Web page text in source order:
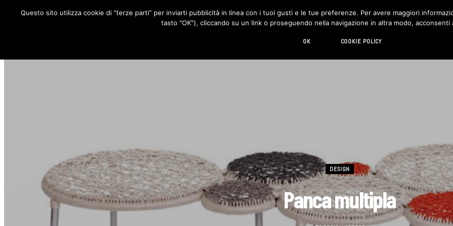
RUBRICHE DESIGN LIVING HI-TECH CHI SIAMO
DESIGN
Panca multipla
Questo sito utilizza cookie di “terze parti” per inviarti pubblicità in linea con i tuoi gusti e le tue preferenze. Per avere maggiori
tasto "OK"), cliccando su un link o proseguendo nella navigazione in altra modo, acconsenti
OK COOKIE POLICY